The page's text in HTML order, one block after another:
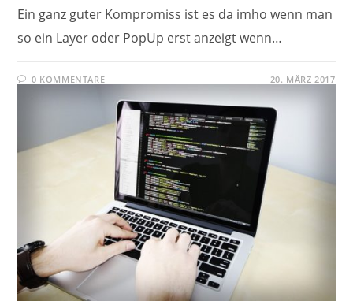
Ein ganz guter Kompromiss ist es da imho wenn man
so ein Layer oder PopUp erst anzeigt wenn…
0 KOMMENTARE 20. MÄRZ 2017